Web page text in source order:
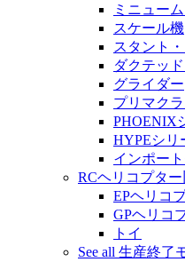
ミニュー
スケール機
スタント
ダクテッ
グライダー
プリマク
PHOENIX
HYPEシリ
インポー
RCヘリコプタ
EPヘリコ
GPヘリコ
トイ
See all 生産終了